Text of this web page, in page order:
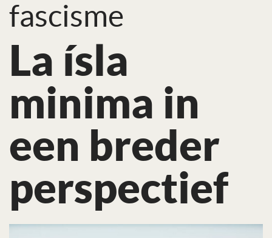
fascisme
La ísla
minima in
een breder
perspectief